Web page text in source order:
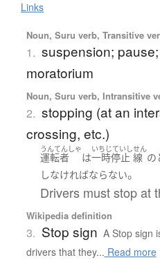
Links
Noun, Suru verb, Transitive
1. suspension;
moratorium
Noun, Suru verb, Intransitive
2. stopping (at an
crossing, etc.)
うんてんしゃ
運転者 は
いちじていし
一時停止
せん
線 の
しなければならない。
Drivers must stop at
Wikipedia definition
3. Stop sign A Stop sign
drivers that they... Read more